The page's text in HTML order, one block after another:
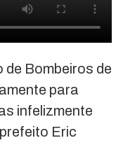
de Bombeiros de
para
infelizmente
Eric